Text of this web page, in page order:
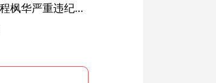
绩溪县长安镇原党委副书记、镇长程枫华严重违纪违法被开除党籍和公职